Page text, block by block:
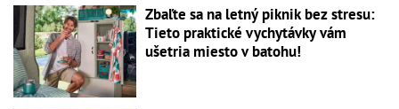
Zbaľte sa na letný piknik bez stresu:
Tieto praktické vychytávky vám
ušetria miesto v batohu!